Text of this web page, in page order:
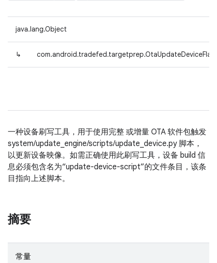
java.lang.Object
↳
一种设备刷写工具，用于使用完整 或增量 OTA 软件包触发
system/update_engine/scripts/update_device.py 脚本，
以更新设备映像。如需正确使用此刷写工具，设备 build 信
息必须包含名为“update-device-script”的文件条目，该条
目指向上述脚本。
摘要
常量